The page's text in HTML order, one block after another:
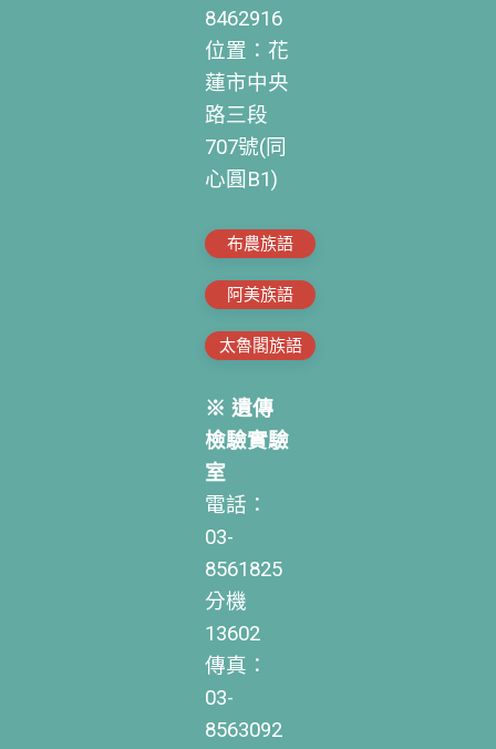
8462916
位置：花
蓮市中央
路三段
707號(同
心圓B1)
布農族語
阿美族語
太魯閣族語
※ 遺傳
檢驗實驗
室
電話：
03-
8561825
分機
13602
傳真：
03-
8563092